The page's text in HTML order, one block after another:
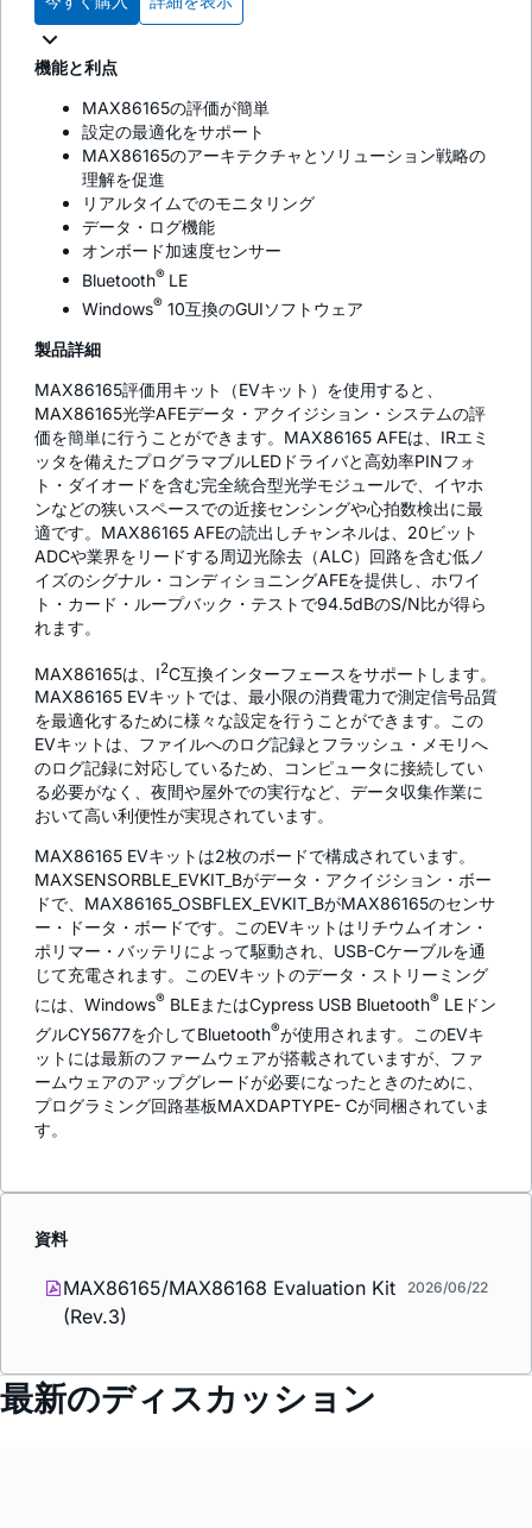
機能と利点
MAX86165の評価が簡単
設定の最適化をサポート
MAX86165のアーキテクチャとソリューション戦略の
理解を促進
リアルタイムでのモニタリング
データ・ログ機能
オンボード加速度センサー
Bluetooth® LE
Windows® 10互換のGUIソフトウェア
製品詳細
MAX86165評価用キット（EVキット）を使用すると、
MAX86165光学AFEデータ・アクイジション・システムの評
価を簡単に行うことができます。MAX86165 AFEは、IRエミ
ッタを備えたプログラマブルLEDドライバと高効率PINフォ
ト・ダイオードを含む完全統合型光学モジュールで、イヤホ
ンなどの狭いスペースでの近接センシングや心拍数検出に最
適です。MAX86165 AFEの読出しチャンネルは、20ビット
ADCや業界をリードする周辺光除去（ALC）回路を含む低ノ
イズのシグナル・コンディショニングAFEを提供し、ホワイ
ト・カード・ループバック・テストで94.5dBのS/N比が得ら
れます。
MAX86165は、I2C互換インターフェースをサポートします。
MAX86165 EVキットでは、最小限の消費電力で測定信号品質
を最適化するために様々な設定を行うことができます。この
EVキットは、ファイルへのログ記録とフラッシュ・メモリへ
のログ記録に対応しているため、コンピュータに接続してい
る必要がなく、夜間や屋外での実行など、データ収集作業に
おいて高い利便性が実現されています。
MAX86165 EVキットは2枚のボードで構成されています。
MAXSENSORBLE_EVKIT_Bがデータ・アクイジション・ボー
ドで、MAX86165_OSBFLEX_EVKIT_BがMAX86165のセンサ
ー・ドータ・ボードです。このEVキットはリチウムイオン・
ポリマー・バッテリによって駆動され、USB-Cケーブルを通
じて充電されます。このEVキットのデータ・ストリーミング
には、Windows® BLEまたはCypress USB Bluetooth® LEドン
グルCY5677を介してBluetooth®が使用されます。このEVキ
ットには最新のファームウェアが搭載されていますが、ファ
ームウェアのアップグレードが必要になったときのために、
プログラミング回路基板MAXDAPTYPE- Cが同梱されていま
す。
資料
MAX86165/MAX86168 Evaluation Kit
(Rev.3)
2026/06/22
最新のディスカッション